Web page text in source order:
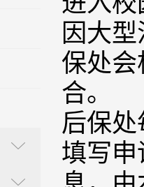
因大
保处
合。
后保
填写